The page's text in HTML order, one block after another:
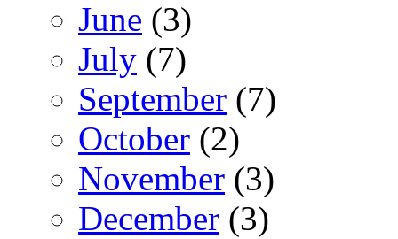
June (3)
July (7)
September (7)
October (2)
November (3)
December (3)